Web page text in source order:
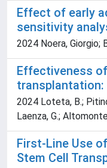
Effect of early
sensitivity
2024 Noera, Giorgio;
Effectiveness
2024 Loteta, B.;
Laenza, G.;
First-Line Use
Stem Cell